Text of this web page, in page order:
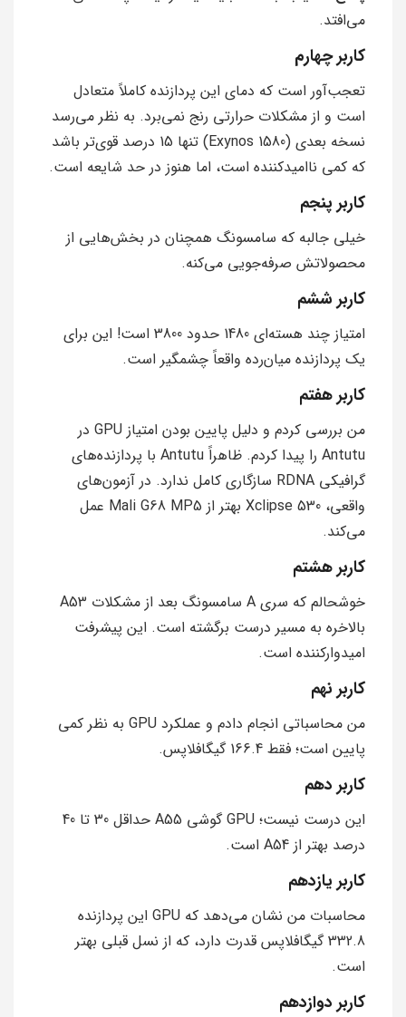
می‌افتد.
کاربر چهارم
تعجب‌آور است که دمای این پردازنده کاملاً متعادل
است و از مشکلات حرارتی رنج نمی‌برد. به نظر می‌رسد
نسخه بعدی (Exynos 1580) تنها 15 درصد قوی‌تر باشد
که کمی ناامیدکننده است، اما هنوز در حد شایعه است.
کاربر پنجم
خیلی جالبه که سامسونگ همچنان در بخش‌هایی از
محصولاتش صرفه‌جویی می‌کنه.
کاربر ششم
امتیاز چند هسته‌ای 1480 حدود 3800 است! این برای
یک پردازنده میان‌رده واقعاً چشمگیر است.
کاربر هفتم
من بررسی کردم و دلیل پایین بودن امتیاز GPU در
Antutu را پیدا کردم. ظاهراً Antutu با پردازنده‌های
گرافیکی RDNA سازگاری کامل ندارد. در آزمون‌های
واقعی، Xclipse 530 بهتر از Mali G68 MP5 عمل
می‌کند.
کاربر هشتم
خوشحالم که سری A سامسونگ بعد از مشکلات A53
بالاخره به مسیر درست برگشته است. این پیشرفت
امیدوارکننده است.
کاربر نهم
من محاسباتی انجام دادم و عملکرد GPU به نظر کمی
پایین است؛ فقط 166.4 گیگافلاپس.
کاربر دهم
این درست نیست؛ GPU گوشی A55 حداقل 30 تا 40
درصد بهتر از A54 است.
کاربر یازدهم
محاسبات من نشان می‌دهد که GPU این پردازنده
332.8 گیگافلاپس قدرت دارد، که از نسل قبلی بهتر
است.
کاربر دوازدهم